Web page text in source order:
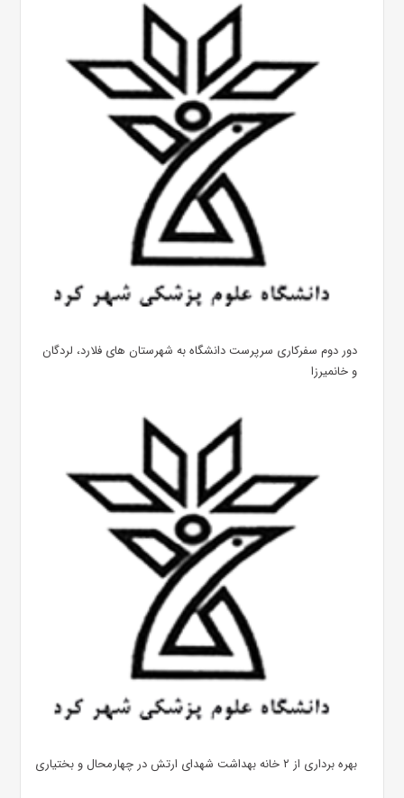
دور دوم سفرکاری سرپرست دانشگاه به شهرستان های فلارد، لردگان
و خانمیرزا
بهره ‌برداری از ۲ خانه بهداشت شهدای ارتش در چهارمحال و بختیاری